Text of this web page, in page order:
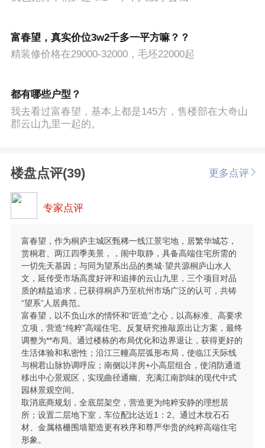
富春望，真实价位3w2千多一平方嘛？？
精装修价格在29000-32000，毛坯22000起
都有哪些户型？
我去看过富春望，基本上都是145方，售楼部在大奇山
郡云山九里一起的。
楼盘点评(39) 更多点评
专家点评
富春望，作为桐庐主城区甄稀一线江景宅地，居繁华城芯，
赏桐君、两江四季美景，，闹中取静，具备高端住宅所需的
一切先天基因；与同为望系出品的奥城·望共源桐庐山水人
文，延传受市场高度好评和追捧的云山九里，三个项目对品
质的精益追求，已获得桐庐乃至杭州市场广泛的认可，共铸
“望系”人居典范。
富春望，以不负山水的情怀和“匠造”之心，以高标准、高要求
立项，营造“纯粹”高端住宅。反复研究推敲原出让方案，最终
调整为**布局。通过楼栋的布局优化和边界退让，获得更好的
生活体验和私密性；沿江三幢高层弧形布局，使临江天际线
与桐君山脉协调呼应；南侧以洋房+小高层组合，使消防通道
移出中心景观区，实现曲径通幽、充满江南韵味的现代中式
园林景观空间。
取消底商规划，全底层架空，营造更为纯粹安静的理想居
所；设置二层地下室，车位配比达近1：2。通过木纹石石
材、金属格栅围墙塑造更有秩序和尊严华贵的纯粹高端住宅
形象。